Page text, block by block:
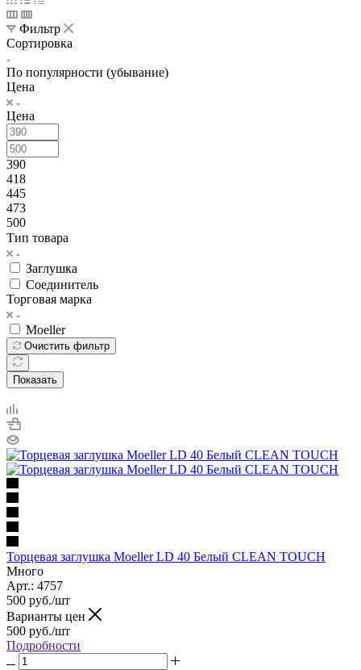
Фильтр
Сортировка
По популярности (убывание)
Цена
Цена
390
418
445
473
500
Тип товара
Заглушка
Соединитель
Торговая марка
Moeller
Очистить фильтр
Показать
Торцевая заглушка Moeller LD 40 Белый CLEAN TOUCH
Много
Арт.: 4757
500 руб./шт
Варианты цен
500 руб./шт
Подробности